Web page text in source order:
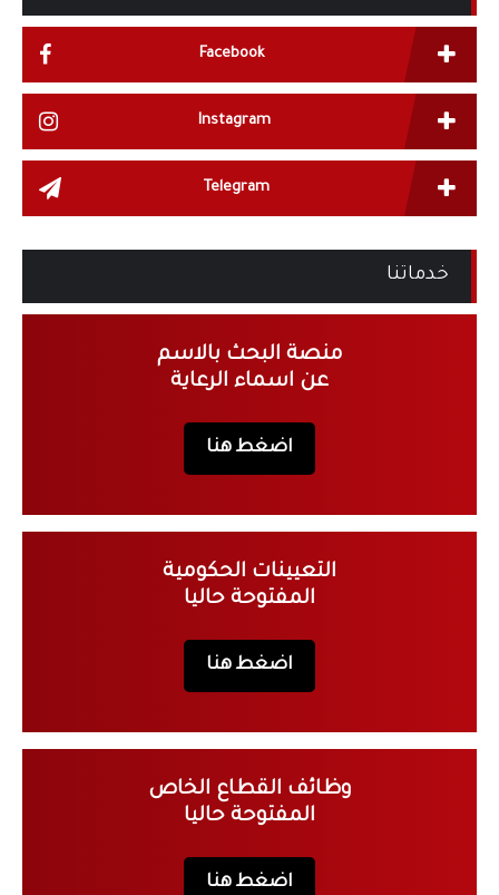
Facebook
Instagram
Telegram
خدماتنا
منصة البحث بالاسم
عن اسماء الرعاية
اضغط هنا
التعيينات الحكومية
المفتوحة حاليا
اضغط هنا
وظائف القطاع الخاص
المفتوحة حاليا
اضغط هنا